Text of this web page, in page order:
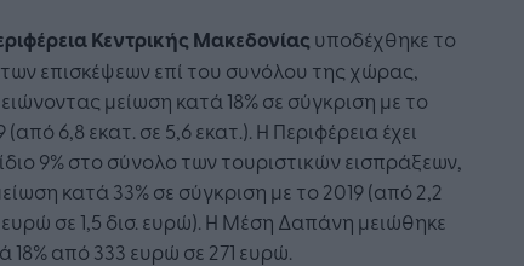
Κεντρικής Μακεδονίας υποδέχθηκε το
των επισκέψεων επί του συνόλου της χώρας,
μείωση κατά 18% σε σύγκριση με το
(από 6,8 εκατ. σε 5,6 εκατ.). Η Περιφέρεια έχει
9% στο σύνολο των τουριστικών εισπράξεων,
κατά 33% σε σύγκριση με το 2019 (από 2,2
ευρώ σε 1,5 δισ. ευρώ). Η Μέση Δαπάνη μειώθηκε
18% από 333 ευρώ σε 271 ευρώ.
Νοημοσύνη: το νέο
σύστημα της
Οι προσλήψεις αλλάζουν: To
Jobfind.gr ως στρατηγικός
«σύμμαχος» για κάθε
επιχείρηση και εργαζόμενο